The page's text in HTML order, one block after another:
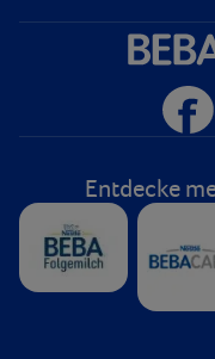
Entdecke